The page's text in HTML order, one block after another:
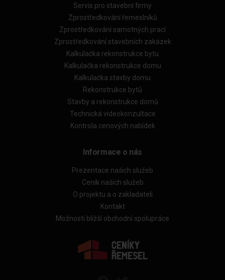
Servis pro stavební firmy
Zprostředkování řemeslníků
Zprostředkování samotných prací
Zprostředkování stavebních zakázek
Kalkulačka rekonstrukce bytu
Kalkulačka rekonstrukce domu
Kalkulačka stavby domu
Rekonstrukce bytů
Stavby a rekonstrukce domů
Technická videokonzultace
Kontrola cenových nabídek
Informace o nás
Prezentace našich služeb
Ceník našich služeb
O projektu a o zakladateli
Kontakt
Možnosti bližší obchodní spolupráce